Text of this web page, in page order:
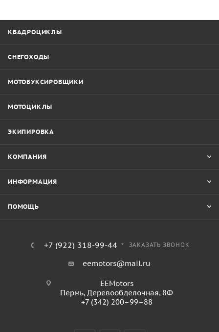
КВАДРОЦИКЛЫ
СНЕГОХОДЫ
МОТОБУКСИРОВЩИКИ
МОТОЦИКЛЫ
ЭКИПИРОВКА
КОМПАНИЯ
ИНФОРМАЦИЯ
ПОМОЩЬ
+7 (922) 318-99-44 ЗАКАЗАТЬ ЗВОНОК
eemotors@mail.ru
EEMotors
Пермь, Деревообделочная, 8Ф
+7 (342) 200–99–88